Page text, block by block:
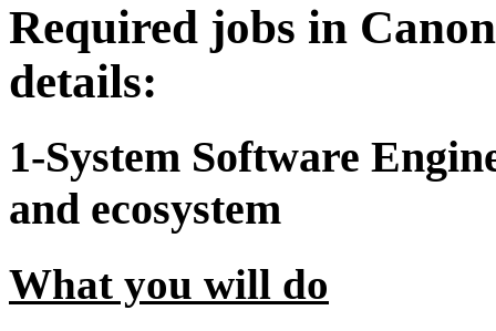
Required jobs in
details:
1-System Software
and ecosystem
What you will do